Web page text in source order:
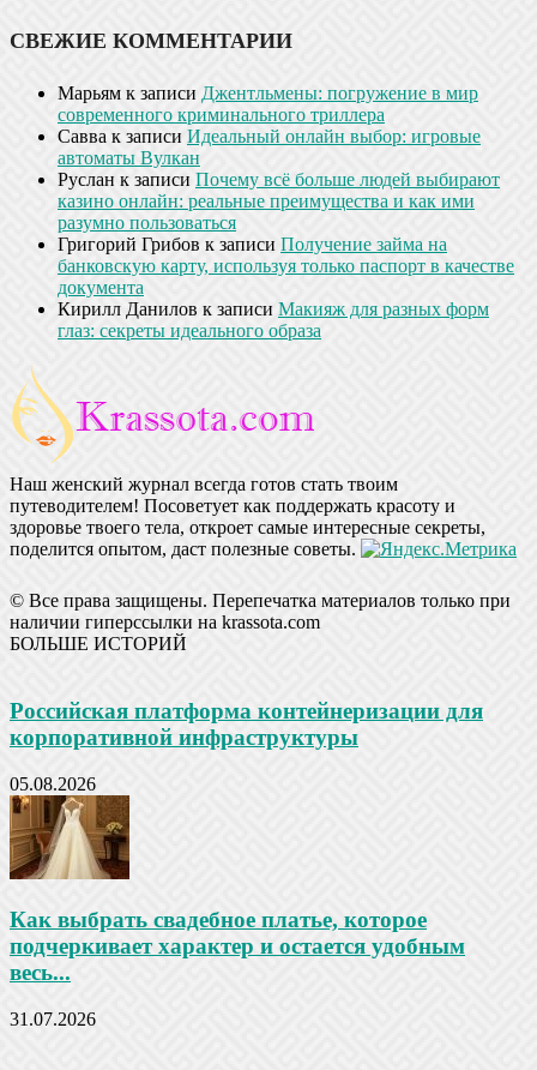
СВЕЖИЕ КОММЕНТАРИИ
Марьям к записи Джентльмены: погружение в мир
современного криминального триллера
Савва к записи Идеальный онлайн выбор: игровые
автоматы Вулкан
Руслан к записи Почему всё больше людей выбирают
казино онлайн: реальные преимущества и как ими
разумно пользоваться
Григорий Грибов к записи Получение займа на
банковскую карту, используя только паспорт в качестве
документа
Кирилл Данилов к записи Макияж для разных форм
глаз: секреты идеального образа
Наш женский журнал всегда готов стать твоим
путеводителем! Посоветует как поддержать красоту и
здоровье твоего тела, откроет самые интересные секреты,
поделится опытом, даст полезные советы.
© Все права защищены. Перепечатка материалов только при
наличии гиперссылки на krassota.com
БОЛЬШЕ ИСТОРИЙ
Российская платформа контейнеризации для
корпоративной инфраструктуры
05.08.2026
Как выбрать свадебное платье, которое
подчеркивает характер и остается удобным
весь...
31.07.2026